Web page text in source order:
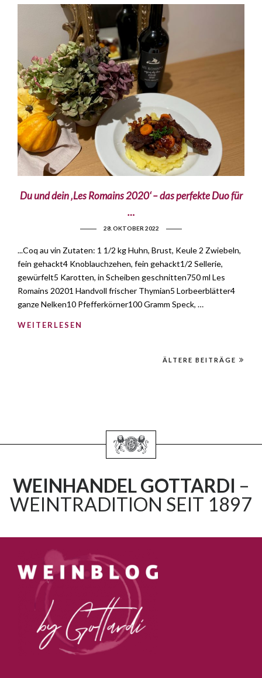
Du und dein ‚Les Romains 2020‘ – das perfekte Duo für
…
28. OKTOBER 2022
...Coq au vin Zutaten: 1 1/2 kg Huhn, Brust, Keule 2 Zwiebeln,
fein gehackt4 Knoblauchzehen, fein gehackt1/2 Sellerie,
gewürfelt5 Karotten, in Scheiben geschnitten750 ml Les
Romains 20201 Handvoll frischer Thymian5 Lorbeerblätter4
ganze Nelken10 Pfefferkörner100 Gramm Speck, …
WEITERLESEN
ÄLTERE BEITRÄGE
WEINHANDEL GOTTARDI –
WEINTRADITION SEIT 1897